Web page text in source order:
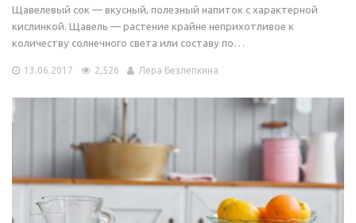
Щавелевый сок — вкусный, полезный напиток с характерной
кислинкой. Щавель — растение крайне неприхотливое к
количеству солнечного света или составу по…
13.06.2017 2,526 Лера Безлепкина